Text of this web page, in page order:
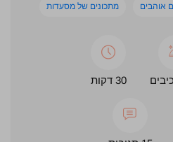
אוהבים מתכונים של מסעדות
30 דקות